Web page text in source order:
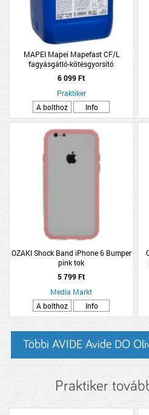
MAPEI Mapei Mapefast CF/L
fagyásgátló-kötésgyorsító
betonadalékszer 6kg
6 099 Ft
Praktiker
A bolthoz
Info
OZAKI Shock Band iPhone 6 Bumper
pink tok
5 799 Ft
Media Markt
A bolthoz
Info
Többi AVIDE Avide DO
Praktiker